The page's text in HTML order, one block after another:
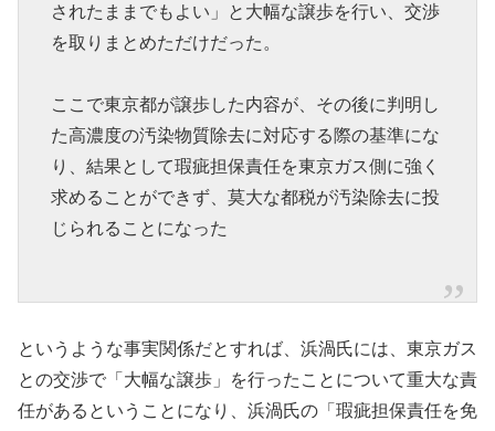
されたままでもよい」と大幅な譲歩を行い、交渉
を取りまとめただけだった。
ここで東京都が譲歩した内容が、その後に判明し
た高濃度の汚染物質除去に対応する際の基準にな
り、結果として瑕疵担保責任を東京ガス側に強く
求めることができず、莫大な都税が汚染除去に投
じられることになった
というような事実関係だとすれば、浜渦氏には、東京ガス
との交渉で「大幅な譲歩」を行ったことについて重大な責
任があるということになり、浜渦氏の「瑕疵担保責任を免